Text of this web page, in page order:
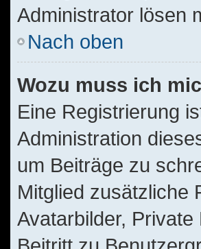
Administrator lösen
Nach oben
Wozu muss ich
Eine Registrierung
Administration
um Beiträge zu
Mitglied zusätzliche
Avatarbilder,